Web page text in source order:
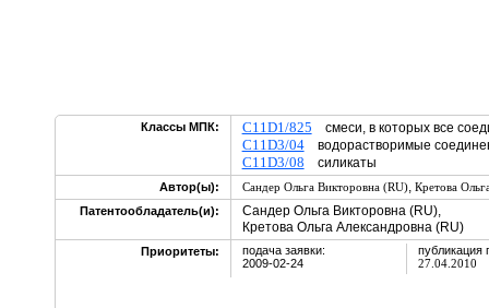
Классы МПК: C11D1/825 смеси, в которых все
C11D3/04водорастворимые
C11D3/08 силикаты
Автор(ы): Сандер Ольга Викторовна (RU), Кретова
Патентообладатель(и):
Сандер Ольга Викторовна (RU),
Кретова Ольга Александровна (RU)
Приоритеты:
подача заявки:
2009-02-24
публикация
27.04.2010